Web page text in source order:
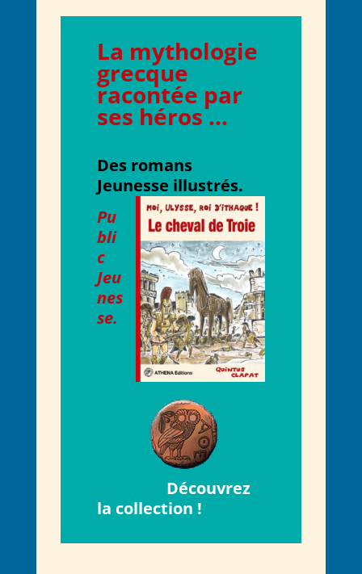
La mythologie
grecque
racontée par
ses héros...
Des romans
Jeunesse illustrés.
Pu
bli
c
Jeu
nes
se.
Découvrez
la collection !